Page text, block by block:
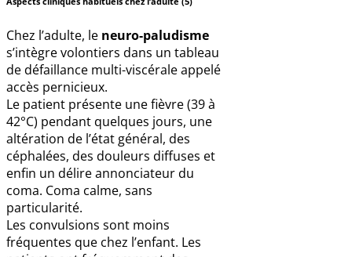
Chez l’adulte, le neuro-paludisme
s’intègre volontiers dans un tableau
de défaillance multi-viscérale appelé
accès pernicieux.
Le patient présente une fièvre (39 à
42°C) pendant quelques jours, une
altération de l’état général, des
céphalées, des douleurs diffuses et
enfin un délire annonciateur du
coma. Coma calme, sans
particularité.
Les convulsions sont moins
fréquentes que chez l’enfant. Les